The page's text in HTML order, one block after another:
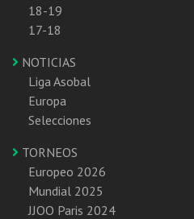
18-19
17-18
NOTICIAS
Liga Asobal
Europa
Selecciones
TORNEOS
Europeo 2026
Mundial 2025
JJOO Paris 2024